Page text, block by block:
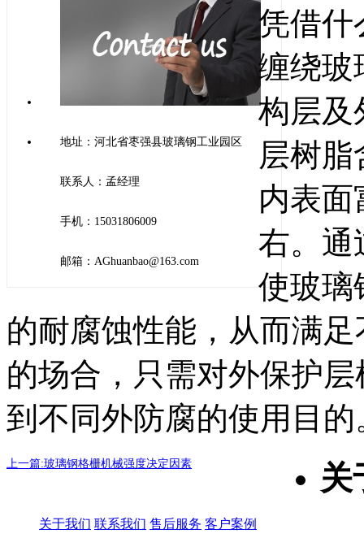
地址：河北省枣强县玻璃钢工业园区
联系人：孟经理
手机：15031806009
邮箱：AGhuanbao@163.com
凭借什
缠绕玻
构层及
层树脂
内表面
右。通
使玻璃
的耐腐蚀性能，从而满
的场合，只需对外保护
到不同外防腐的使用目的
上一篇:玻璃钢格栅机械强度决定因素 关
关于我们 联系我们 售后服务 客户案例